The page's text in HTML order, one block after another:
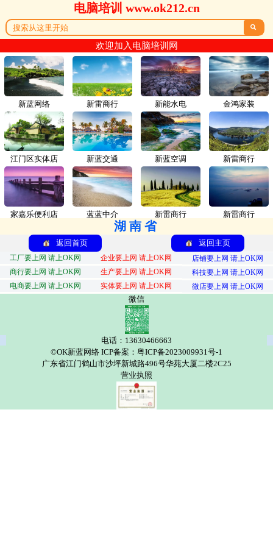
电脑培训 www.ok212.cn

欢迎加入电脑培训网
新蓝网络 新雷商行
江门区实体店 新蓝交通
家嘉乐便利店 蓝蓝中介
新能水电 金鸿家装
新蓝空调 新雷商行
新雷商行 新雷商行
湖南省
返回首页 返回主页
工厂要上网 请上OK网 企业要上网 请上OK网
店铺要上网 请上OK网
商行要上网 请上OK网
生产要上网 请上OK网
科技要上网 请上OK网
电商要上网 请上OK网
实体要上网 请上OK网 微店要上网 请上OK网
微信
电话：13630466663
©OK新蓝网络 ICP备案：粤ICP备2023009931号-1
广东省江门鹤山市沙坪新城路496号华苑大厦二楼2C25
营业执照